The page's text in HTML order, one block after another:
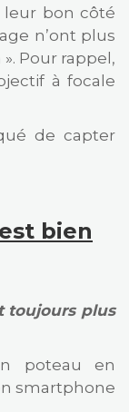
leur bon côté
n’ont plus
Pour rappel,
à focale
de capter
bien
toujours plus
poteau en
smartphone